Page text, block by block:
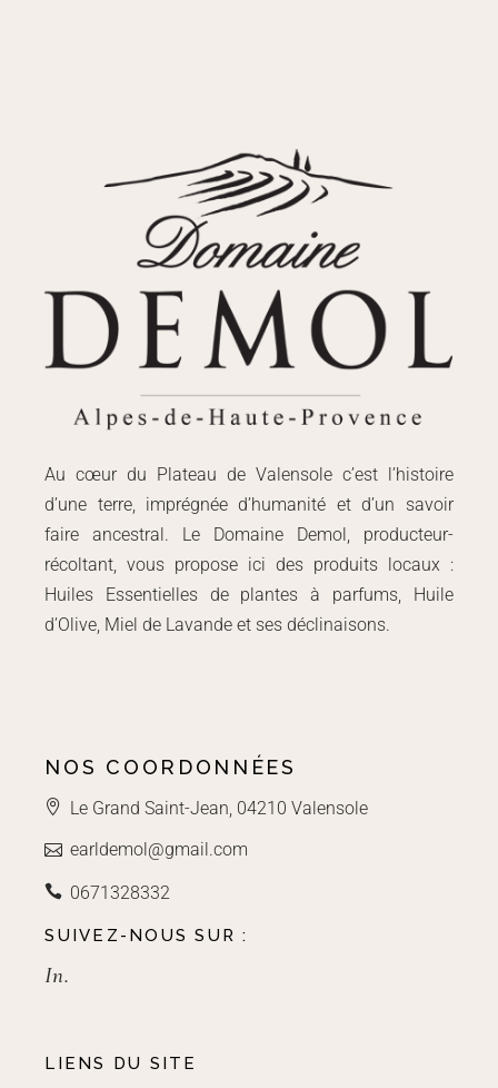
Au cœur du Plateau de Valensole c’est l’histoire
d’une terre, imprégnée d’humanité et d’un savoir
faire ancestral. Le Domaine Demol, producteur-
récoltant, vous propose ici des produits locaux :
Huiles Essentielles de plantes à parfums, Huile
d’Olive, Miel de Lavande et ses déclinaisons.
NOS COORDONNÉES
Le Grand Saint-Jean, 04210 Valensole
earldemol@gmail.com
0671328332
SUIVEZ-NOUS SUR :
In.
LIENS DU SITE